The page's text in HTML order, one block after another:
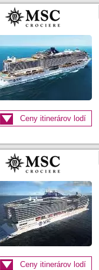
Ceny itinerárov lodí
Ceny itinerárov lodí